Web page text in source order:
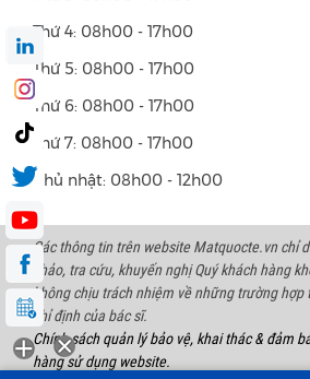
Thứ 4: 08h00 - 17h00
Thứ 5: 08h00 - 17h00
Thứ 6: 08h00 - 17h00
Thứ 7: 08h00 - 17h00
Chủ nhật: 08h00 - 12h00
Các thông tin trên website Matquocte.vn chỉ
khảo, tra cứu, khuyến nghị Quý khách hàng
không chịu trách nhiệm về những trường hợp
chỉ định của bác sĩ.
Chính sách quản lý bảo vệ, khai thác & đảm
hàng sử dụng website.